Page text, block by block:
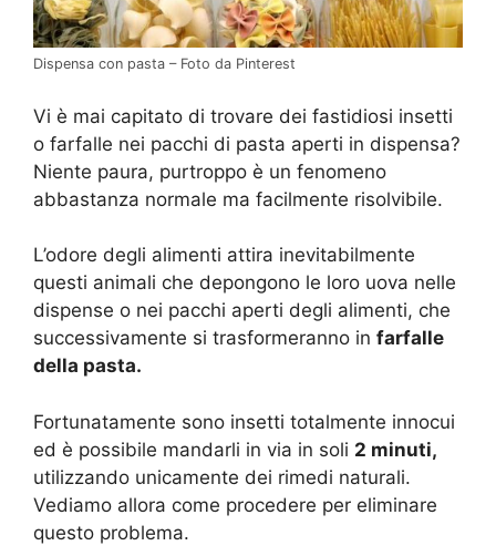
Dispensa con pasta – Foto da Pinterest
Vi è mai capitato di trovare dei fastidiosi insetti
o farfalle nei pacchi di pasta aperti in dispensa?
Niente paura, purtroppo è un fenomeno
abbastanza normale ma facilmente risolvibile.
L’odore degli alimenti attira inevitabilmente
questi animali che depongono le loro uova nelle
dispense o nei pacchi aperti degli alimenti, che
successivamente si trasformeranno in farfalle
della pasta.
Fortunatamente sono insetti totalmente innocui
ed è possibile mandarli in via in soli 2 minuti,
utilizzando unicamente dei rimedi naturali.
Vediamo allora come procedere per eliminare
questo problema.